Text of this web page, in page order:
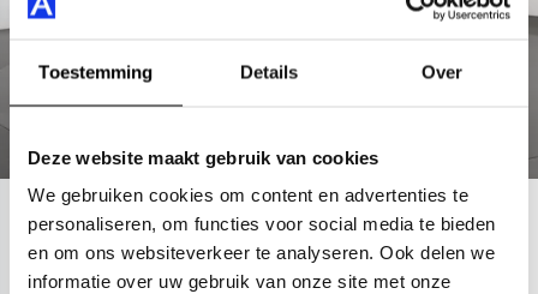
Toestemming Details Over
Deze website maakt gebruik van cookies
We gebruiken cookies om content en advertenties te
personaliseren, om functies voor social media te bieden
en om ons websiteverkeer te analyseren. Ook delen we
informatie over uw gebruik van onze site met onze
Audi e-tron
55 quattro Advanced 95 kWh